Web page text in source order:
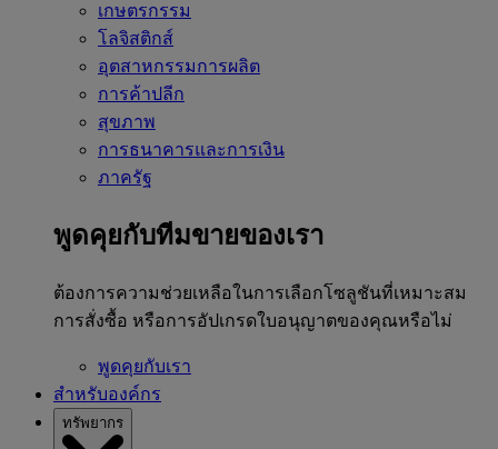
เกษตรกรรม
โลจิสติกส์
อุตสาหกรรมการผลิต
การค้าปลีก
สุขภาพ
การธนาคารและการเงิน
ภาครัฐ
พูดคุยกับทีมขายของเรา
ต้องการความช่วยเหลือในการเลือกโซลูชันที่เหมาะสม
การสั่งซื้อ หรือการอัปเกรดใบอนุญาตของคุณหรือไม่
พูดคุยกับเรา
สำหรับองค์กร
ทรัพยากร